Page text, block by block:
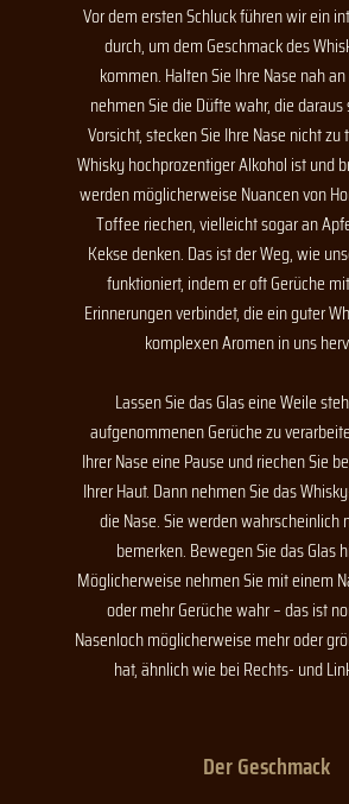
Vor dem ersten Schluck führen wir ein
durch, um dem Geschmack des
kommen. Halten Sie Ihre Nase nah
nehmen Sie die Düfte wahr, die
Vorsicht, stecken Sie Ihre Nase nicht zu
Whisky hochprozentiger Alkohol ist und
werden möglicherweise Nuancen von
Toffee riechen, vielleicht sogar an
Kekse denken. Das ist der Weg, wie
funktioniert, indem er oft Gerüche
Erinnerungen verbindet, die ein guter
komplexen Aromen in uns
Lassen Sie das Glas eine Weile
aufgenommenen Gerüche zu
Ihrer Nase eine Pause und riechen Sie
Ihrer Haut. Dann nehmen Sie das
die Nase. Sie werden wahrscheinlich
bemerken. Bewegen Sie das Glas
Möglicherweise nehmen Sie mit einem
oder mehr Gerüche wahr – das ist
Nasenloch möglicherweise mehr oder
hat, ähnlich wie bei Rechts- und
Der Geschmack